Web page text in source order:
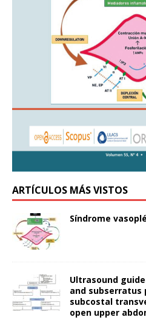
ARTÍCULOS MÁS VISTOS
Síndrome
Ultrasound
and subserratus
subcostal
open upper